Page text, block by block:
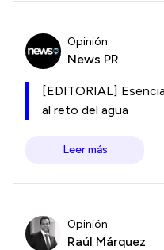
Opinión
News PR
[EDITORIAL]
al reto del agua
Leer más
Opinión
Raúl Márquez